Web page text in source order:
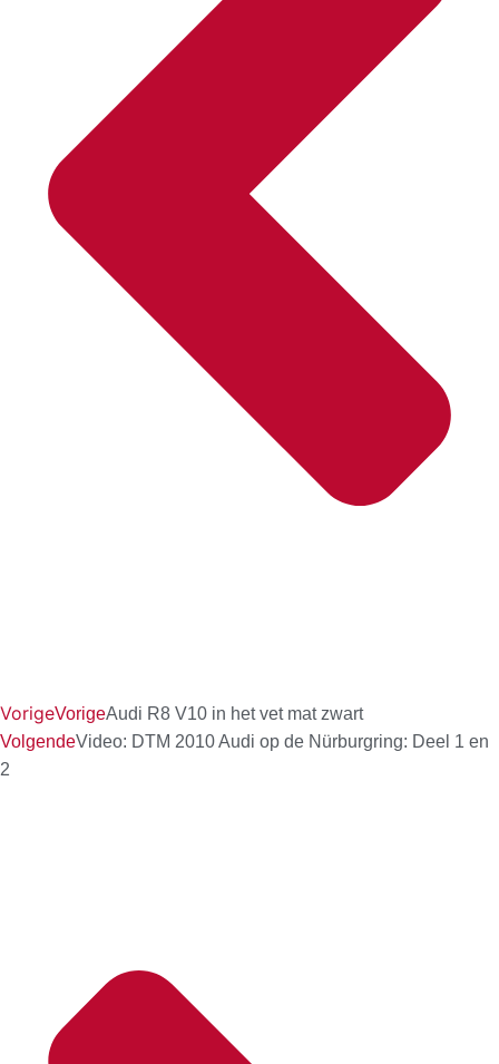
VorigeVorigeAudi R8 V10 in het vet mat zwart
VolgendeVideo: DTM 2010 Audi op de Nürburgring: Deel 1 en
2